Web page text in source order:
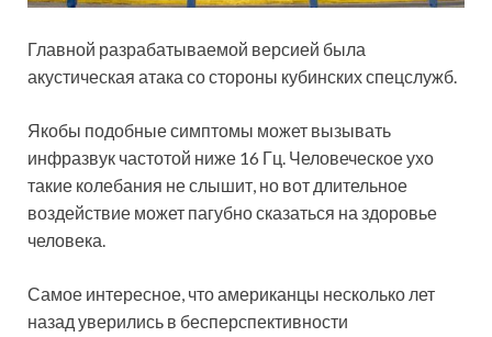
Главной разрабатываемой версией была
акустическая атака со стороны кубинских спецслужб.
Якобы подобные симптомы может вызывать
инфразвук частотой ниже 16 Гц. Человеческое ухо
такие колебания не слышит, но вот длительное
воздействие может пагубно сказаться на здоровье
человека.
Самое интересное, что американцы несколько лет
назад уверились в бесперспективности